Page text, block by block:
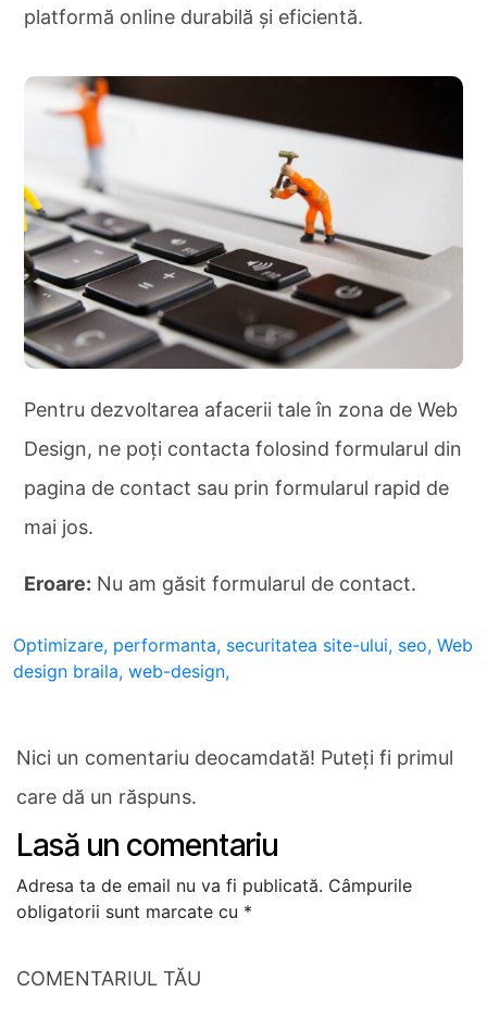
platformă online durabilă și eficientă.
Pentru dezvoltarea afacerii tale în zona de Web
Design, ne poți contacta folosind formularul din
pagina de contact sau prin formularul rapid de
mai jos.
Eroare: Nu am găsit formularul de contact.
Optimizare, performanta, securitatea site-ului, seo, Web
design braila, web-design,
Nici un comentariu deocamdată! Puteți fi primul
care dă un răspuns.
Lasă un comentariu
Adresa ta de email nu va fi publicată. Câmpurile
obligatorii sunt marcate cu *
COMENTARIUL TĂU